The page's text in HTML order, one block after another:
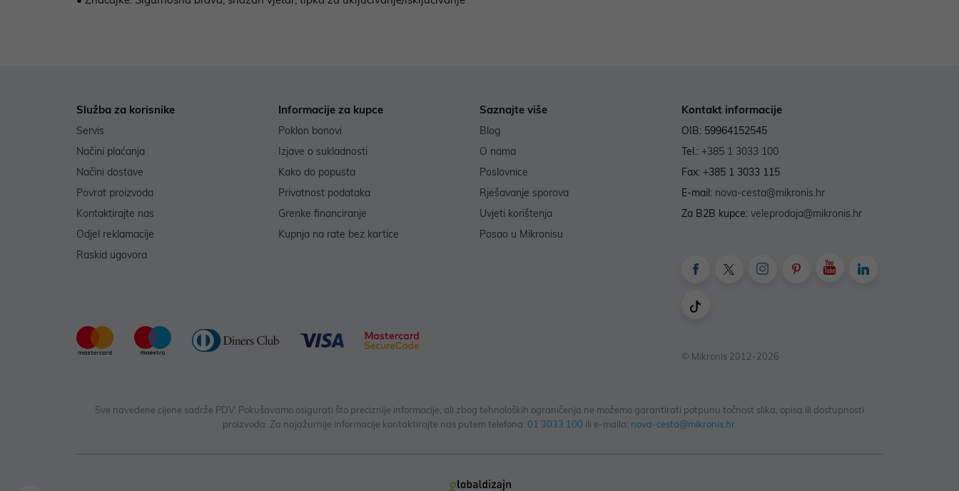
Služba za korisnike
Servis
Načini plaćanja
Načini dostave
Povrat proizvoda
Kontaktirajte nas
Odjel reklamacije
Raskid ugovora
Informacije za kupce
Poklon bonovi
Izjave o sukladnosti
Kako do popusta
Privatnost podataka
Grenke financiranje
Kupnja na rate bez kartice
Saznajte više
Blog
O nama
Poslovnice
Rješavanje sporova
Uvjeti korištenja
Posao u Mikronisu
Kontakt informacije
OIB: 59964152545
Tel.: +385 1 3033 100
Fax: +385 1 3033 115
E-mail: nova-cesta@mikronis.hr
Za B2B kupce: veleprodaja@mikronis.hr
© Mikronis 2012-2026
Sve navedene cijene sadrže PDV. Pokušavamo osigurati što preciznije informacije, ali zbog tehnoloških ograničenja ne možemo garantirati potpunu točnost slika, opisa ili dostupnosti
proizvoda. Za najažurnije informacije kontaktirajte nas putem telefona: 01 3033 100 ili e-maila: nova-cesta@mikronis.hr.